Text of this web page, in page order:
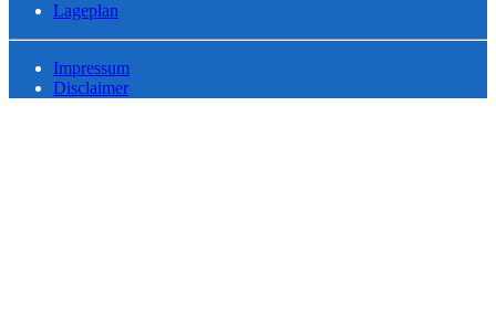
Lageplan
Impressum
Disclaimer